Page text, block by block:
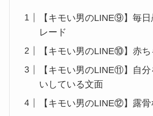
【キモい男のLINE⑨】毎
レード
【キモい男のLINE⑩】赤
【キモい男のLINE⑪】自
いしている文面
【キモい男のLINE⑫】露骨